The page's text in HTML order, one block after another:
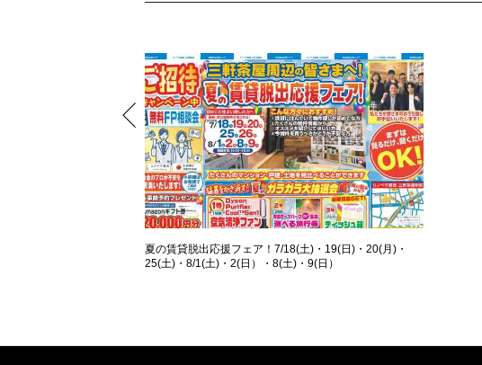
夏の賃貸脱出応援フェア！7/18(土)・19(日)・20(月)・
25(土)・8/1(土)・2(日）・8(土)・9(日）